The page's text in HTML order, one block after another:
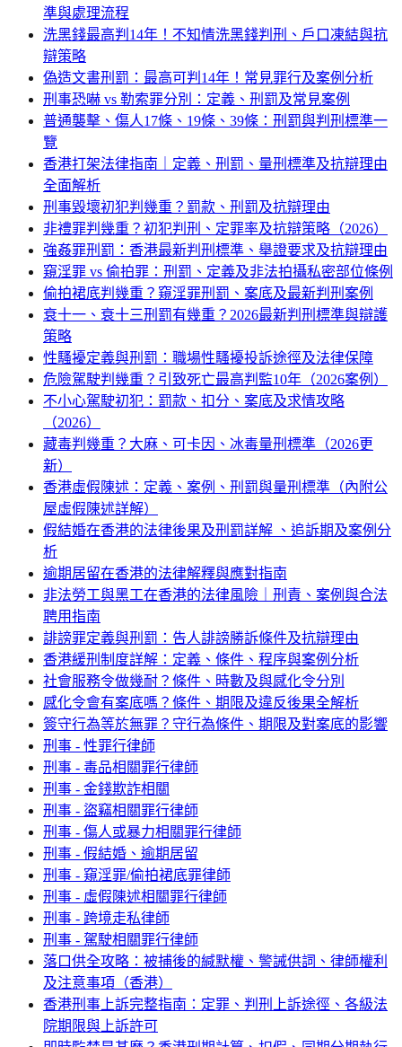
準與處理流程
洗黑錢最高判14年！不知情洗黑錢判刑、戶口凍結與抗
辯策略
偽造文書刑罰：最高可判14年！常見罪行及案例分析
刑事恐嚇 vs 勒索罪分別：定義、刑罰及常見案例
普通襲擊、傷人17條、19條、39條：刑罰與判刑標準一
覽
香港打架法律指南｜定義、刑罰、量刑標準及抗辯理由
全面解析
刑事毀壞初犯判幾重？罰款、刑罰及抗辯理由
非禮罪判幾重？初犯判刑、定罪率及抗辯策略（2026）
強姦罪刑罰：香港最新判刑標準、舉證要求及抗辯理由
窺淫罪 vs 偷拍罪：刑罰、定義及非法拍攝私密部位條例
偷拍裙底判幾重？窺淫罪刑罰、案底及最新判刑案例
衰十一、衰十三刑罰有幾重？2026最新判刑標準與辯護
策略
性騷擾定義與刑罰：職場性騷擾投訴途徑及法律保障
危險駕駛判幾重？引致死亡最高判監10年（2026案例）
不小心駕駛初犯：罰款、扣分、案底及求情攻略
（2026）
藏毒判幾重？大麻、可卡因、冰毒量刑標準（2026更
新）
香港虛假陳述：定義、案例、刑罰與量刑標準（內附公
屋虛假陳述詳解）
假結婚在香港的法律後果及刑罰詳解 、追訴期及案例分
析
逾期居留在香港的法律解釋與應對指南
非法勞工與黑工在香港的法律風險｜刑責、案例與合法
聘用指南
誹謗罪定義與刑罰：告人誹謗勝訴條件及抗辯理由
香港緩刑制度詳解：定義、條件、程序與案例分析
社會服務令做幾耐？條件、時數及與感化令分別
感化令會有案底嗎？條件、期限及違反後果全解析
簽守行為等於無罪？守行為條件、期限及對案底的影響
刑事 - 性罪行律師
刑事 - 毒品相關罪行律師
刑事 - 金錢欺詐相關
刑事 - 盜竊相關罪行律師
刑事 - 傷人或暴力相關罪行律師
刑事 - 假結婚、逾期居留
刑事 - 窺淫罪/偷拍裙底罪律師
刑事 - 虛假陳述相關罪行律師
刑事 - 跨境走私律師
刑事 - 駕駛相關罪行律師
落口供全攻略：被捕後的緘默權、警誡供詞、律師權利
及注意事項（香港）
香港刑事上訴完整指南：定罪、判刑上訴途徑、各級法
院期限與上訴許可